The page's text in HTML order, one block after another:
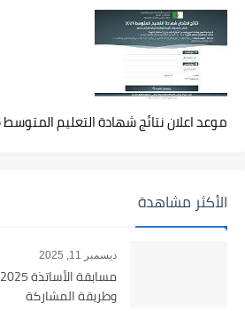
موعد اعلان نتائج شهادة التعليم المتوسط 2025 résultat bem
الأكثر مشاهدة
ديسمبر 11, 2025
وطريقة المشاركة